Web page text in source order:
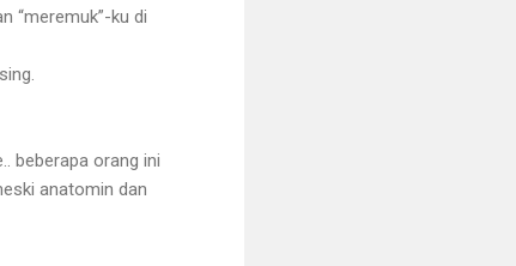
“meremuk”-ku di
beberapa orang ini
anatomin dan